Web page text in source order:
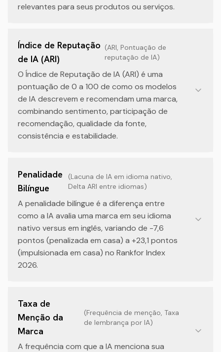
relevantes para seus produtos ou serviços.
Índice de Reputação
de IA (ARI)
(ARI, Pontuação de
reputação de IA)
O Índice de Reputação de IA (ARI) é uma
pontuação de 0 a 100 de como os modelos
de IA descrevem e recomendam uma marca,
combinando sentimento, participação de
recomendação, qualidade da fonte,
consistência e estabilidade.
Penalidade
Bilíngue
(Lacuna de IA em idioma nativo,
Delta ARI entre idiomas)
A penalidade bilíngue é a diferença entre
como a IA avalia uma marca em seu idioma
nativo versus em inglês, variando de -7,6
pontos (penalizada em casa) a +23,1 pontos
(impulsionada em casa) no Rankfor Index
2026.
Taxa de
Menção da
Marca
(Frequência de menção, Taxa
de lembrança por IA)
A frequência com que a IA menciona sua